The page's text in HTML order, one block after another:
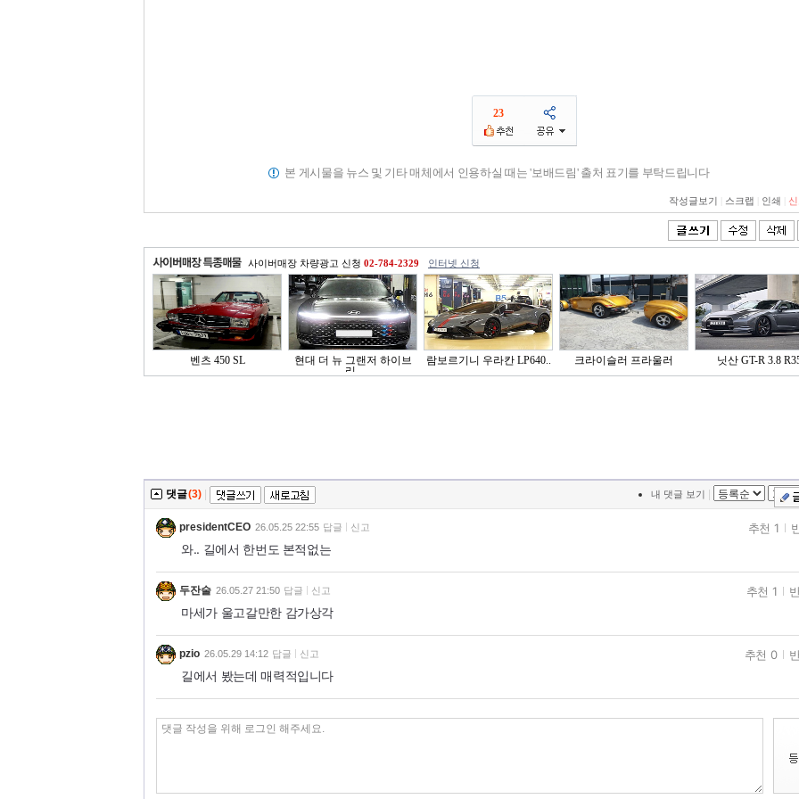
23
본 게시물을 뉴스 및 기타 매체에서 인용하실 때는 '보배드림' 출처 표기를 부탁드립니다
작성글보기 스크랩 인쇄
사이버매장 차량광고 신청 02-784-2329 인터넷 신청
벤츠 450 SL
현대 더 뉴 그랜저 하이브
리..
람보르기니 우라칸 LP640.. 크라이슬러 프라울러 닛산 GT-R 3.8
댓글(3) 내 댓글 보기
presidentCEO 26.05.25 22:55 답글 신고
와.. 길에서 한번도 본적없는
추천 1
두잔술 26.05.27 21:50 답글 신고
마세가 울고갈만한 감가상각
추천 1
pzio 26.05.29 14:12 답글 신고
길에서 봤는데 매력적입니다
추천 0